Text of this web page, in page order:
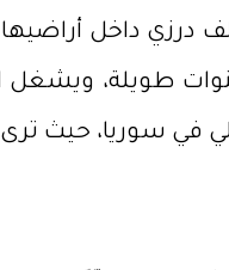
إسرائيل عن موقفها بالقول إنها ملزمة
طويلة،
في سوريا، حيث